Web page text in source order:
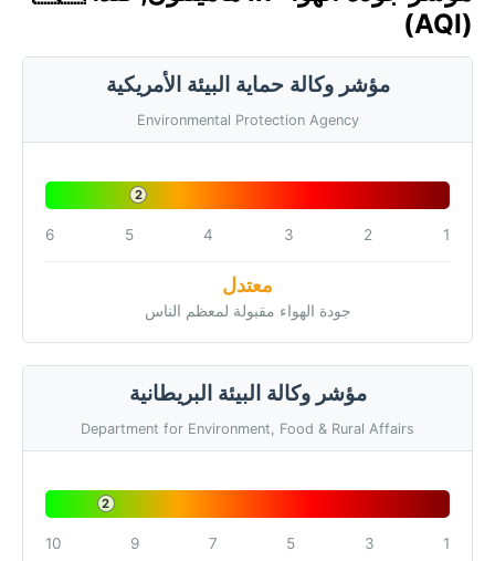
(AQI)
مؤشر وكالة حماية البيئة الأمريكية
Environmental Protection Agency
2
1
2
3
4
5
6
معتدل
جودة الهواء مقبولة لمعظم الناس
مؤشر وكالة البيئة البريطانية
Department for Environment, Food & Rural Affairs
2
1
3
5
7
9
10